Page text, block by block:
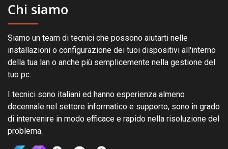
Chi siamo
Siamo un team di tecnici che possono aiutarti nelle
installazioni o configurazione dei tuoi dispositivi all'interno
della tua lan o anche più semplicemente nella gestione del
tuo pc.
I tecnici sono italiani ed hanno esperienza almeno
decennale nel settore informatico e supporto, sono in grado
di intervenire in modo efficace e rapido nella risoluzione del
problema.